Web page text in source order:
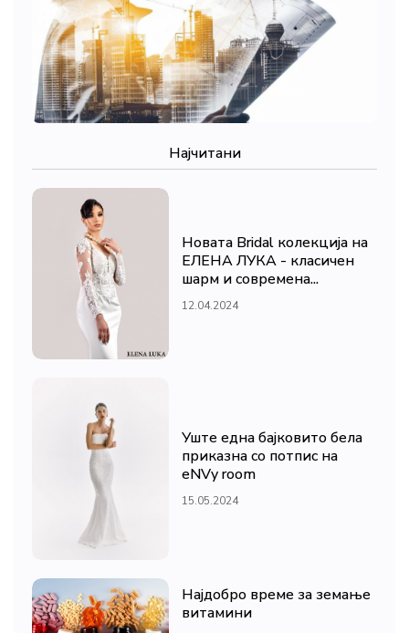
Најчитани
Новата Bridal колекција на
ЕЛЕНА ЛУКА - класичен
шарм и современа...
12.04.2024
Уште една бајковито бела
приказна со потпис на
eNVy room
15.05.2024
Најдобро време за земање
витамини